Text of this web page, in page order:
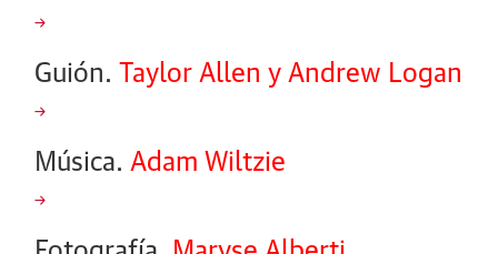
Guión. Taylor Allen y Andrew Logan
Música. Adam Wiltzie